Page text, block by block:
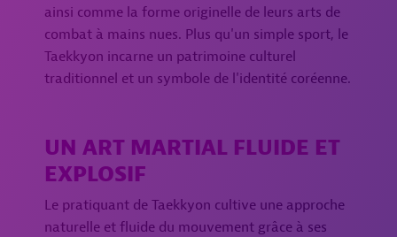
ainsi comme la forme originelle de leurs arts de
combat à mains nues. Plus qu'un simple sport, le
Taekkyon incarne un patrimoine culturel
traditionnel et un symbole de l'identité coréenne.
UN ART MARTIAL FLUIDE ET
EXPLOSIF
Le pratiquant de Taekkyon cultive une approche
naturelle et fluide du mouvement grâce à ses